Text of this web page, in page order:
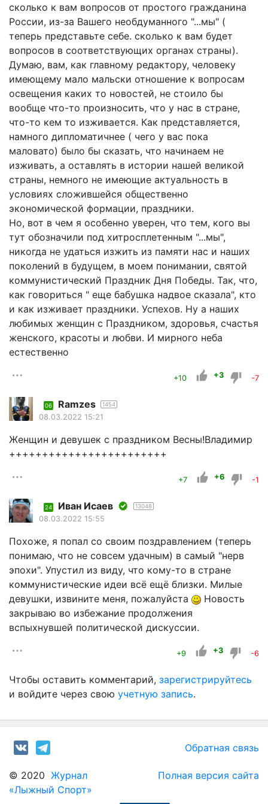
сколько к вам вопросов от простого гражданина
России, из-за Вашего необдуманного "...мы" (
теперь представьте себе. сколько к вам будет
вопросов в соответствующих органах страны).
Думаю, вам, как главному редактору, человеку
имеющему мало мальски отношение к вопросам
освещения каких то новостей, не стоило бы
вообще что-то произносить, что у нас в стране,
что-то кем то изживается. Как представляется,
намного дипломатичнее ( чего у вас пока
маловато) было бы сказать, что начинаем не
изживать, а оставлять в истории нашей великой
страны, немного не имеющие актуальность в
условиях сложившейся общественно
экономической формации, праздники.
Но, вот в чем я особенно уверен, что тем, кого вы
тут обозначили под хитросплетенным "...мы",
никогда не удаться изжить из памяти нас и наших
поколений в будущем, в моем понимании, святой
коммунистический Праздник Дня Победы. Так, что,
как говориться " еще бабушка надвое сказала", кто
и как изживает праздники. Успехов. Ну а наших
любимых женщин с Праздником, здоровья, счастья
женского, красоты и любви. И мирного неба
естественно
+10 +3 -7
06 Ramzes 1454
08.03.2022 15:21
Женщин и девушек с праздником Весны!Владимир
++++++++++++++++++++++++
+7 +6 -1
24 Иван Исаев 13048
08.03.2022 15:55
Похоже, я попал со своим поздравлением (теперь
понимаю, что не совсем удачным) в самый "нерв
эпохи". Упустил из виду, что кому-то в стране
коммунистические идеи всё ещё близки. Милые
девушки, извините меня, пожалуйста
Новость
закрываю во избежание продолжения
вспыхнувшей политической дискуссии.
+9 +3 -6
Чтобы оставить комментарий, зарегистрируйтесь
и войдите через свою учетную запись.
Обратная связь
© 2020 Журнал
«Лыжный Спорт»
Полная версия сайта